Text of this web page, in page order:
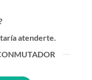
atenderte.